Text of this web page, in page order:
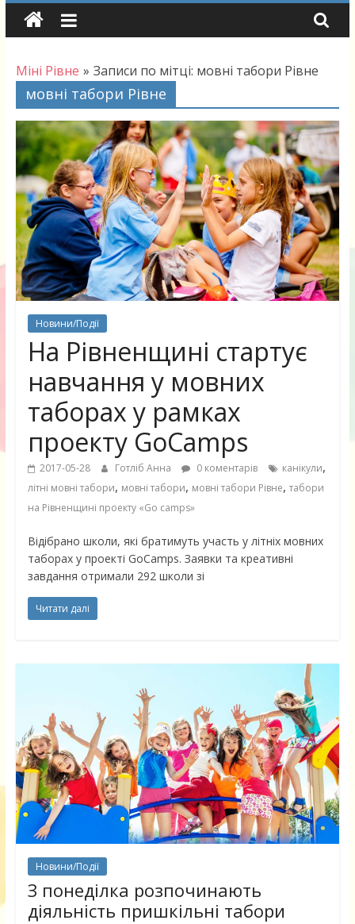
Skip
Міні Рівне » Записи по мітці: мовні табори Рівне
мовні табори Рівне
Новини/Події
На Рівненщині стартує
навчання у мовних
таборах у рамках
проекту GoCamps
2017-05-28 Готліб Анна 0 коментарів канікули,
літні мовні табори, мовні табори, мовні табори Рівне, табори
на Рівненщині проекту «Go camps»
Відібрано школи, які братимуть участь у літніх мовних
таборах у проекті GoCamps. Заявки та креативні
завдання отримали 292 школи зі
Читати далі
Новини/Події
З понеділка розпочинають
діяльність пришкільні табори